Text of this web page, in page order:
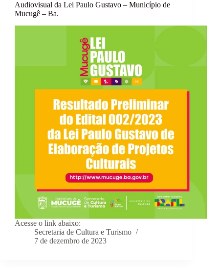
Audiovisual da Lei Paulo Gustavo – Município de
Mucugê – Ba.
Acesse o link abaixo:
Secretaria de Cultura e Turismo
7 de dezembro de 2023